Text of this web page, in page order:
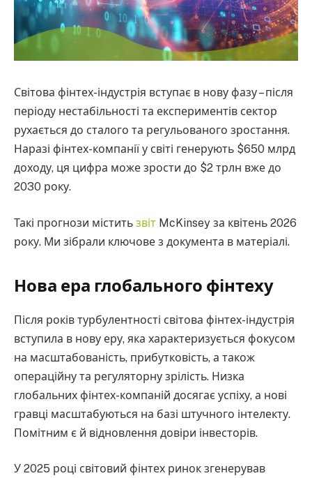
Світова фінтех-індустрія вступає в нову фазу – після
періоду нестабільності та експериментів сектор
рухається до сталого та регульованого зростання.
Наразі фінтех-компанії у світі генерують $650 млрд
доходу, ця цифра може зрости до $2 трлн вже до
2030 року.
Такі прогнози містить звіт McKinsey за квітень 2026
року. Ми зібрали ключове з документа в матеріалі.
Нова ера глобального фінтеху
Після років турбулентності світова фінтех-індустрія
вступила в нову еру, яка характеризується фокусом
на масштабованість, прибутковість, а також
операційну та регуляторну зрілість. Низка
глобальних фінтех-компаній досягає успіху, а нові
гравці масштабуються на базі штучного інтелекту.
Помітним є й відновлення довіри інвесторів.
У 2025 році світовий фінтех ринок згенерував